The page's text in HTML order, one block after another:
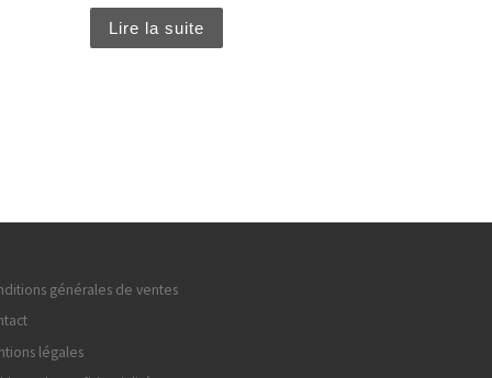
Lire la suite
générales de ventes
légales